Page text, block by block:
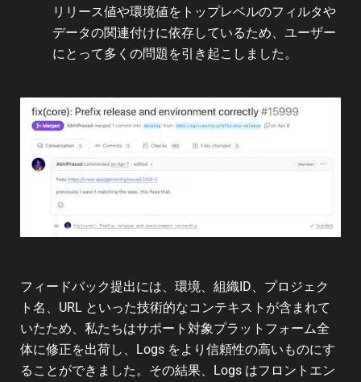
リリース値や環境値をトップレベルのフィルタや
データの関連付けに依存しているため、ユーザー
にとって多くの問題を引き起こしました。
フィードバック提出には、環境、組織ID、プロジェク
ト名、URL といった技術的なコンテキストが含まれて
いたため、私たちはサポート対象プラットフォーム全
体に修正を出荷し、Logs をより信頼性の高いものにす
ることができました。その結果、Logs はフロントエン